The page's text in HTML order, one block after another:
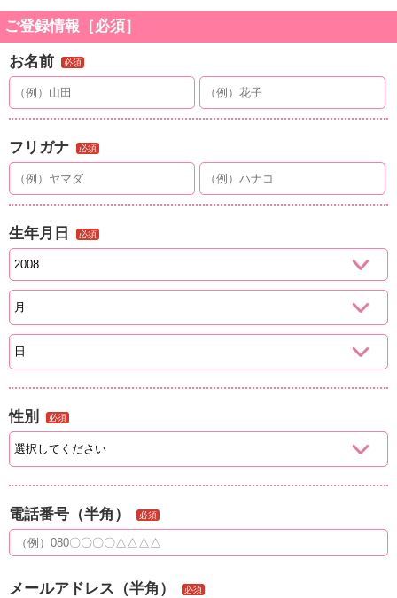
ご登録情報［必須］
お名前 必須
フリガナ 必須
生年月日 必須
性別 必須
電話番号（半角） 必須
メールアドレス（半角） 必須